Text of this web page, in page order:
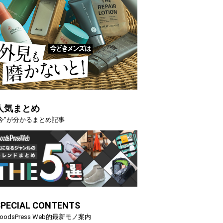
気まとめ
"が分かるまとめ記事
CONTENTS
Web的最新モノ案内